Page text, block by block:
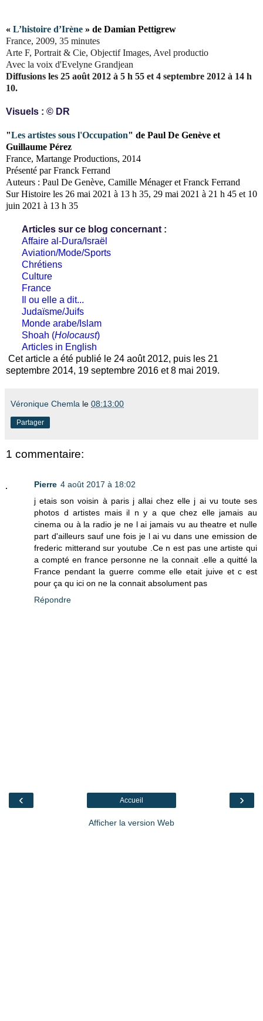
« L’histoire d’Irène » de Damian Pettigrew
France, 2009, 35 minutes
Arte F, Portrait & Cie, Objectif Images, Avel productio
Avec la voix d'Evelyne Grandjean
Diffusions les 25 août 2012 à 5 h 55 et 4 septembre 2012 à 14 h
10.
Visuels : © DR
"Les artistes sous l'Occupation" de Paul De Genève et
Guillaume Pérez
France, Martange Productions, 2014
Présenté par Franck Ferrand
Auteurs : Paul De Genève, Camille Ménager et Franck Ferrand
Sur Histoire les 26 mai 2021 à 13 h 35, 29 mai 2021 à 21 h 45 et 10
juin 2021 à 13 h 35
Articles sur ce blog concernant :
Affaire al-Dura/Israël
Aviation/Mode/Sports
Chrétiens
Culture
France
Il ou elle a dit...
Judaïsme/Juifs
Monde arabe/Islam
Shoah (Holocaust)
Articles in English
Cet article a été publié le 24 août 2012, puis les 21
septembre 2014, 19 septembre 2016 et 8 mai 2019.
Véronique Chemla le 08:13:00
Partager
1 commentaire:
Pierre 4 août 2017 à 18:02
j etais son voisin à paris j allai chez elle j ai vu toute ses
photos d artistes mais il n y a que chez elle jamais au
cinema ou à la radio je ne l ai jamais vu au theatre et nulle
part d'ailleurs sauf une fois je l ai vu dans une emission de
frederic mitterand sur youtube .Ce n est pas une artiste qui
a compté en france personne ne la connait .elle a quitté la
France pendant la guerre comme elle etait juive et c est
pour ça qu ici on ne la connait absolument pas
Répondre
‹ ›
Accueil
Afficher la version Web